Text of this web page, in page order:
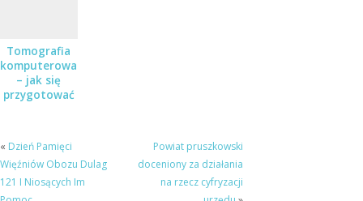
Tomografia
komputerowa
– jak się
przygotować
« Dzień Pamięci
Więźniów Obozu Dulag
121 I Niosących Im
Powiat pruszkowski
doceniony za działania
na rzecz cyfryzacji